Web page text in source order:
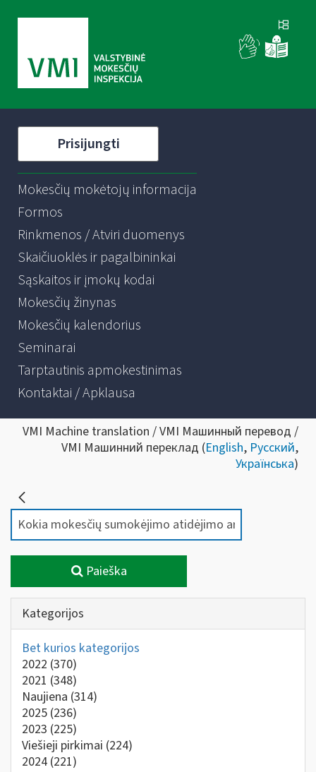
Prisijungti
Mokesčių mokėtojų informacija
Formos
Rinkmenos / Atviri duomenys
Skaičiuoklės ir pagalbininkai
Sąskaitos ir įmokų kodai
Mokesčių žinynas
Mokesčių kalendorius
Seminarai
Tarptautinis apmokestinimas
Kontaktai / Apklausa
VMI Machine translation / VMI Машинный перевод /
VMI Машинний переклад (English, Русский,
Українська)
Paieška
Kategorijos
Bet kurios kategorijos
2022 (370)
2021 (348)
Naujiena (314)
2025 (236)
2023 (225)
Viešieji pirkimai (224)
2024 (221)